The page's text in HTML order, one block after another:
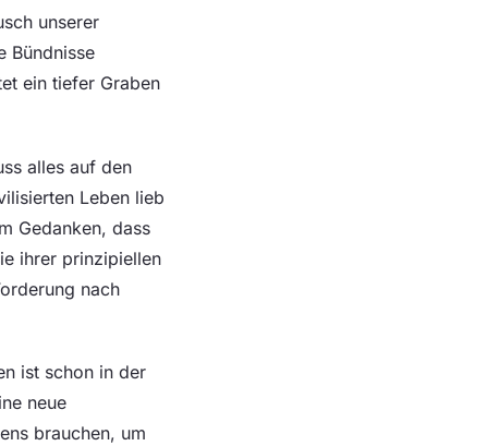
unserer
Bündnisse
ein tiefer Graben
alles auf den
Leben lieb
Gedanken, dass
ihrer prinzipiellen
nach
ist schon in der
neue
brauchen, um